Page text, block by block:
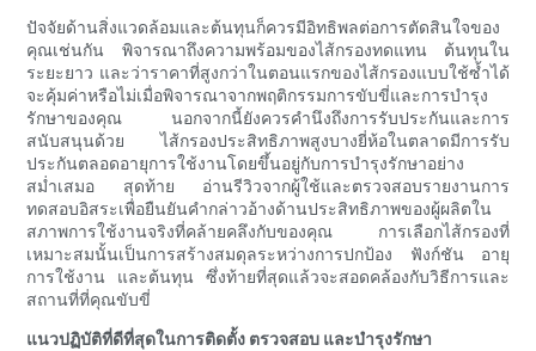
ปัจจัยด้านสิ่งแวดล้อมและต้นทุนก็ควรมีอิทธิพลต่อการตัดสินใจของ
คุณเช่นกัน พิจารณาถึงความพร้อมของไส้กรองทดแทน ต้นทุนใน
ระยะยาว และว่าราคาที่สูงกว่าในตอนแรกของไส้กรองแบบใช้ซ้ำได้
จะคุ้มค่าหรือไม่เมื่อพิจารณาจากพฤติกรรมการขับขี่และการบำรุง
รักษาของคุณ นอกจากนี้ยังควรคำนึงถึงการรับประกันและการ
สนับสนุนด้วย ไส้กรองประสิทธิภาพสูงบางยี่ห้อในตลาดมีการรับ
ประกันตลอดอายุการใช้งานโดยขึ้นอยู่กับการบำรุงรักษาอย่าง
สม่ำเสมอ สุดท้าย อ่านรีวิวจากผู้ใช้และตรวจสอบรายงานการ
ทดสอบอิสระเพื่อยืนยันคำกล่าวอ้างด้านประสิทธิภาพของผู้ผลิตใน
สภาพการใช้งานจริงที่คล้ายคลึงกับของคุณ การเลือกไส้กรองที่
เหมาะสมนั้นเป็นการสร้างสมดุลระหว่างการปกป้อง ฟังก์ชัน อายุ
การใช้งาน และต้นทุน ซึ่งท้ายที่สุดแล้วจะสอดคล้องกับวิธีการและ
สถานที่ที่คุณขับขี่
แนวปฏิบัติที่ดีที่สุดในการติดตั้ง ตรวจสอบ และบำรุงรักษา